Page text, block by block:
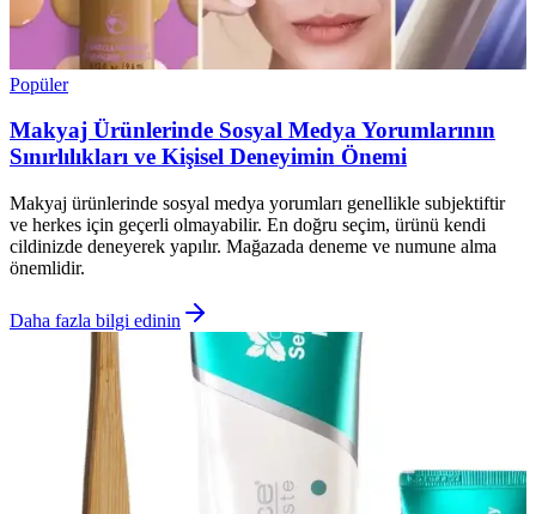
Popüler
Makyaj Ürünlerinde Sosyal Medya Yorumlarının
Sınırlılıkları ve Kişisel Deneyimin Önemi
Makyaj ürünlerinde sosyal medya yorumları genellikle subjektiftir
ve herkes için geçerli olmayabilir. En doğru seçim, ürünü kendi
cildinizde deneyerek yapılır. Mağazada deneme ve numune alma
önemlidir.
Daha fazla bilgi edinin